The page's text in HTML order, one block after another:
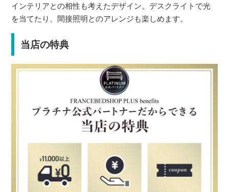
インテリアとの相性も考えたデザイン。デスクライトで光
を当てたり、間接照明とのアレンジも楽しめます。
当店の特典